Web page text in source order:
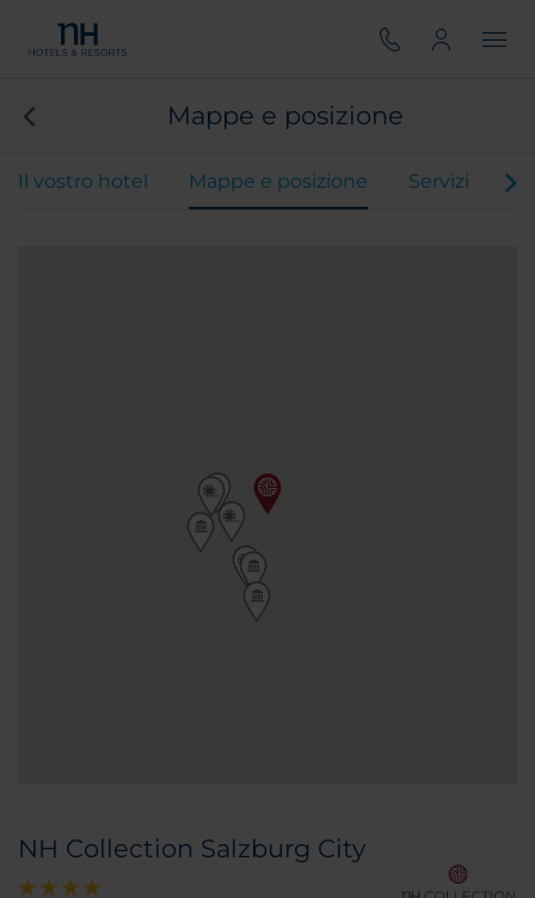
Mappe e posizione
Il vostro hotel Mappe e posizione Servizi
NH Collection Salzburg City